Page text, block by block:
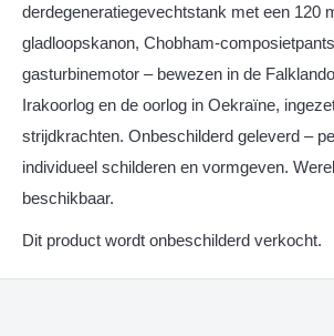
derdegeneratiegevechtstank met een 120
gladloopskanon, Chobham-
gasturbinemotor – bewezen in de
Irakoorlog en de oorlog in Oekraïne,
strijdkrachten. Onbeschilderd geleverd –
individueel schilderen en vormgeven.
beschikbaar.
Dit product wordt onbeschilderd verkocht.